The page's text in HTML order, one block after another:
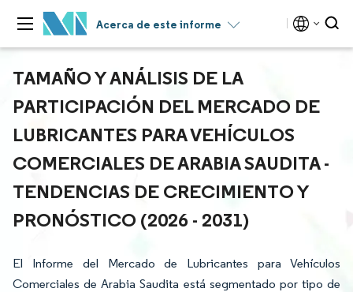
Acerca de este informe
TAMAÑO Y ANÁLISIS DE LA
PARTICIPACIÓN DEL MERCADO DE
LUBRICANTES PARA VEHÍCULOS
COMERCIALES DE ARABIA SAUDITA -
TENDENCIAS DE CRECIMIENTO Y
PRONÓSTICO (2026 - 2031)
El Informe del Mercado de Lubricantes para Vehículos
Comerciales de Arabia Saudita está segmentado por tipo de